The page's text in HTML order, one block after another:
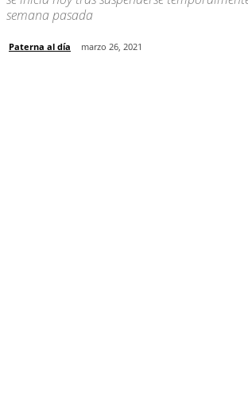
semana pasada
Paterna al día marzo 26, 2021